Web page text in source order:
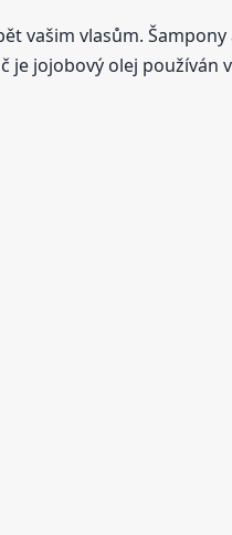
vašim vlasům.
je jojobový olej používán